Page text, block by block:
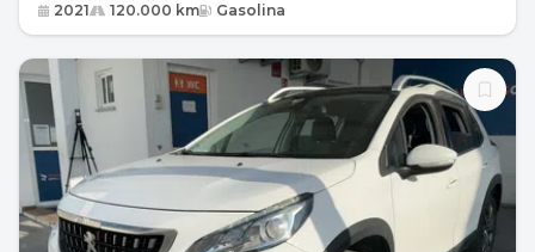
2021 120.000 km Gasolina